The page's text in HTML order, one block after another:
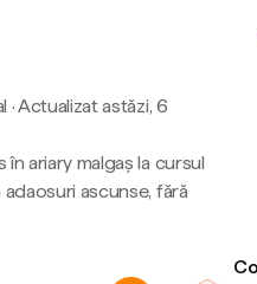
·Actualizat astăzi, 6
ariary malgaș la cursul
ascunse, fără